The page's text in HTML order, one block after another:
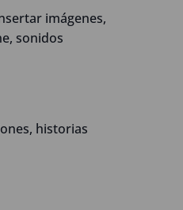
imágenes,
sonidos
historias